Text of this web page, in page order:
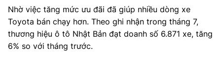
Nhờ việc tăng mức ưu đãi đã giúp nhiều dòng xe
Toyota bán chạy hơn. Theo ghi nhận trong tháng 7,
thương hiệu ô tô Nhật Bản đạt doanh số 6.871 xe, tăng
6% so với tháng trước.